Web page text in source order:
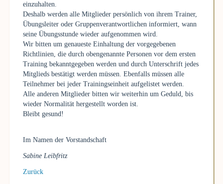
einzuhalten.
Deshalb werden alle Mitglieder persönlich von ihrem Trainer,
Übungsleiter oder Gruppenverantwortlichen informiert, wann
seine Übungsstunde wieder aufgenommen wird.
Wir bitten um genaueste Einhaltung der vorgegebenen
Richtlinien, die durch obengenannte Personen vor dem ersten
Training bekanntgegeben werden und durch Unterschrift jedes
Mitglieds bestätigt werden müssen. Ebenfalls müssen alle
Teilnehmer bei jeder Trainingseinheit aufgelistet werden.
Alle anderen Mitglieder bitten wir weiterhin um Geduld, bis
wieder Normalität hergestellt worden ist.
Bleibt gesund!
Im Namen der Vorstandschaft
Sabine Leibfritz
Zurück